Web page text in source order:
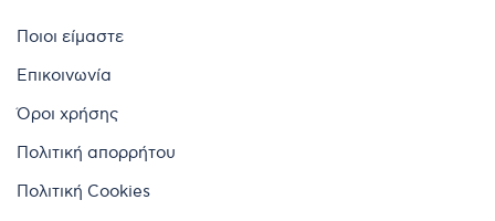
Ποιοι είμαστε
Επικοινωνία
Όροι χρήσης
Πολιτική απορρήτου
Πολιτική Cookies